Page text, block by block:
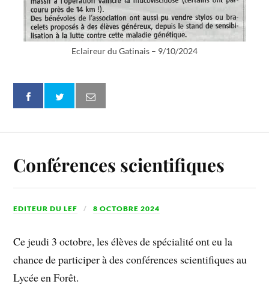
Eclaireur du Gatinais – 9/10/2024
Conférences scientifiques
EDITEUR DU LEF 8 OCTOBRE 2024
Ce jeudi 3 octobre, les élèves de spécialité ont eu la
chance de participer à des conférences scientifiques au
Lycée en Forêt.